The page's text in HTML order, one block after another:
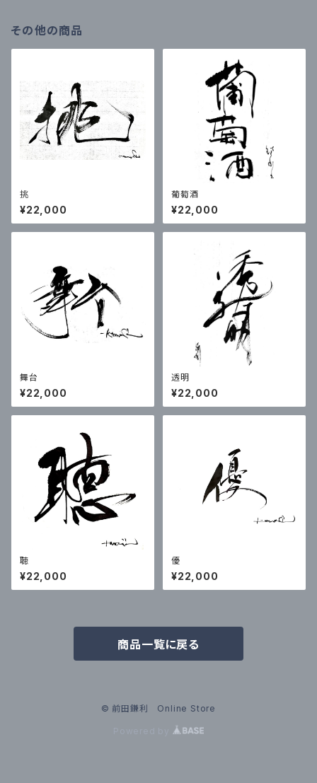
その他の商品
挑
¥22,000
葡萄酒
¥22,000
舞台
¥22,000
透明
¥22,000
聴
¥22,000
優
¥22,000
商品一覧に戻る
© 前田鎌利 Online Store